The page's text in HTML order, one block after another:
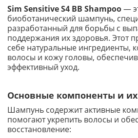
Sim Sensitive S4 BB Shampoo—
биоботанический шампунь,
разработанный для борьбы с
поддержания их здоровья. Этот
себе натуральные ингредиенты,
волосы и кожу головы,
эффективный уход.
Основные компоненты и их
Шампунь содержит активные
помогают укрепить волосы и
восстановление: